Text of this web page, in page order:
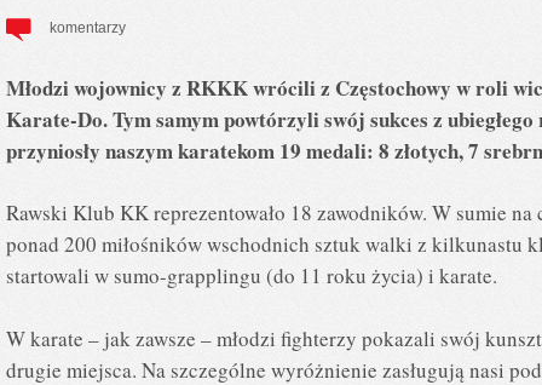
komentarzy
Młodzi wojownicy z RKKK wrócili z Częstochowy w roli
Karate-Do. Tym samym powtórzyli swój sukces z
przyniosły naszym karatekom 19 medali: 8 złotych, 7
Rawski Klub KK reprezentowało 18 zawodników. W sumie na
ponad 200 miłośników wschodnich sztuk walki z kilkunastu
startowali w sumo-grapplingu (do 11 roku życia) i karate.
W karate – jak zawsze – młodzi fighterzy pokazali swój
drugie miejsca. Na szczególne wyróżnienie zasługują nasi